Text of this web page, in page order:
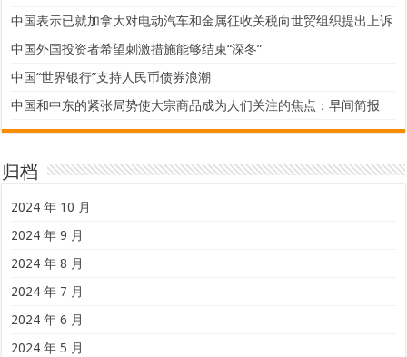
中国表示已就加拿大对电动汽车和金属征收关税向世贸组织提出上诉
中国外国投资者希望刺激措施能够结束“深冬”
中国“世界银行”支持人民币债券浪潮
中国和中东的紧张局势使大宗商品成为人们关注的焦点：早间简报
归档
2024 年 10 月
2024 年 9 月
2024 年 8 月
2024 年 7 月
2024 年 6 月
2024 年 5 月